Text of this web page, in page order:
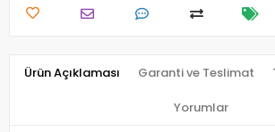
Ürün Açıklaması Garanti ve Teslimat
Yorumlar